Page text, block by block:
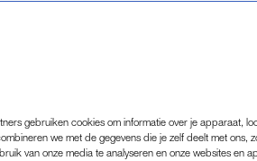
gebruiken cookies om informatie over je apparaat,
we met de gegevens die je zelf deelt met ons,
van onze media te analyseren en onze websites en